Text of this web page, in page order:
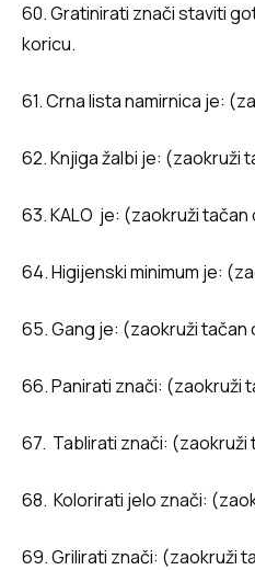
60. Gratinirati znači staviti
koricu.
61. Crna lista namirnica je:
62. Knjiga žalbi je: (zaokruži
63. KALO je: (zaokruži
64. Higijenski minimum je:
65. Gang je: (zaokruži tačan
66. Panirati znači: (zaokruži
67. Tablirati znači: (zaokruži
68. Kolorirati jelo znači:
69. Grilirati znači: (zaokruži